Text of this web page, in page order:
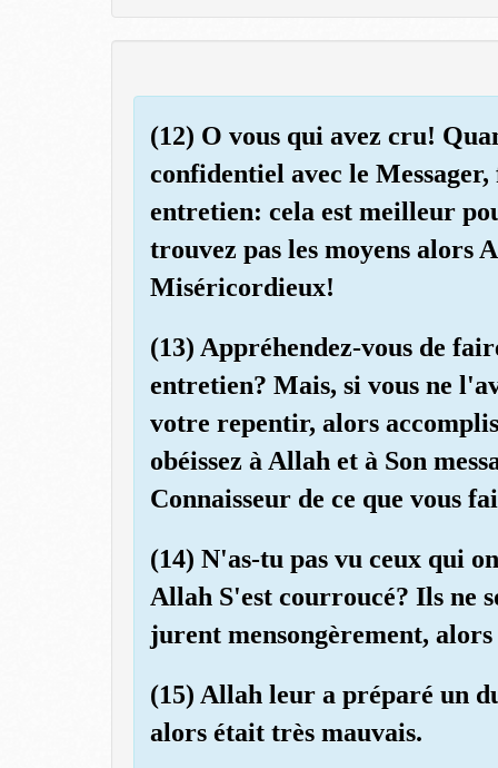
(12) O vous qui avez cru!
confidentiel avec le
entretien: cela est meilleur
trouvez pas les moyens alors
Miséricordieux!
(13) Appréhendez-vous de
entretien? Mais, si vous ne
votre repentir, alors
obéissez à Allah et à Son
Connaisseur de ce que vous
(14) N'as-tu pas vu ceux qui
Allah S'est courroucé? Ils ne
jurent mensongèrement,
(15) Allah leur a préparé un
alors était très mauvais.